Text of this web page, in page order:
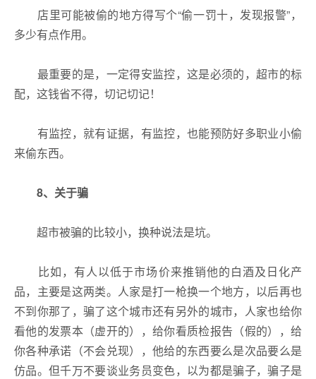
店里可能被偷的地方得写个“偷一罚十，发现报警”，
多少有点作用。
最重要的是，一定得安监控，这是必须的，超市的标
配，这钱省不得，切记切记！
有监控，就有证据，有监控，也能预防好多职业小偷
来偷东西。
8、 关于骗
超市被骗的比较小，换种说法是坑。
比如，有人以低于市场价来推销他的白酒及日化产
品，主要是这两类。人家是打一枪换一个地方，以后再也
不到你那了，骗了这个城市还有另外的城市，人家也给你
看他的发票本（虚开的），给你看质检报告（假的），给
你各种承诺（不会兑现），他给的东西要么是次品要么是
仿品。但千万不要谈业务员变色，以为都是骗子，骗子是